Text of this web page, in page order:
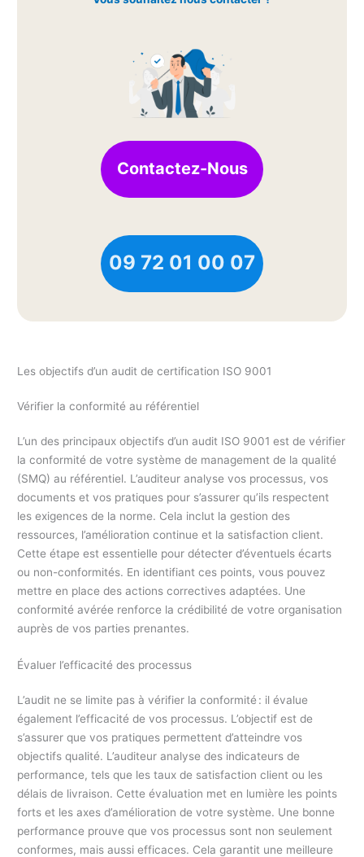
Contactez-Nous
09 72 01 00 07
Les objectifs d’un audit de certification ISO 9001
Vérifier la conformité au référentiel
L’un des principaux objectifs d’un audit ISO 9001 est de vérifier
la conformité de votre système de management de la qualité
(SMQ) au référentiel. L’auditeur analyse vos processus, vos
documents et vos pratiques pour s’assurer qu’ils respectent
les exigences de la norme. Cela inclut la gestion des
ressources, l’amélioration continue et la satisfaction client.
Cette étape est essentielle pour détecter d’éventuels écarts
ou non-conformités. En identifiant ces points, vous pouvez
mettre en place des actions correctives adaptées. Une
conformité avérée renforce la crédibilité de votre organisation
auprès de vos parties prenantes.
Évaluer l’efficacité des processus
L’audit ne se limite pas à vérifier la conformité : il évalue
également l’efficacité de vos processus. L’objectif est de
s’assurer que vos pratiques permettent d’atteindre vos
objectifs qualité. L’auditeur analyse des indicateurs de
performance, tels que les taux de satisfaction client ou les
délais de livraison. Cette évaluation met en lumière les points
forts et les axes d’amélioration de votre système. Une bonne
performance prouve que vos processus sont non seulement
conformes, mais aussi efficaces. Cela garantit une meilleure